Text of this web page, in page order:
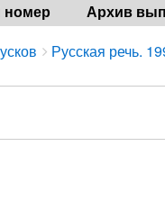
Архив
Русская речь.